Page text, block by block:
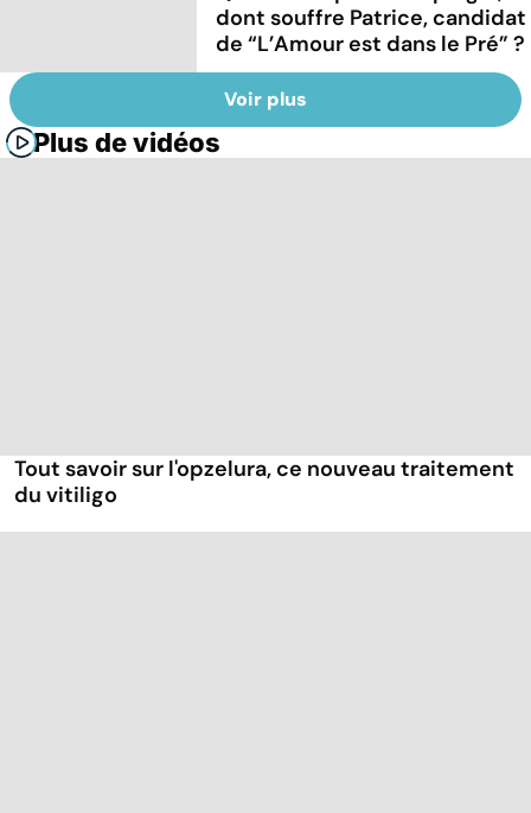
dont souffre Patrice, candidat
de “L’Amour est dans le Pré” ?
Voir plus
Plus de vidéos
Tout savoir sur l'opzelura, ce nouveau traitement
du vitiligo